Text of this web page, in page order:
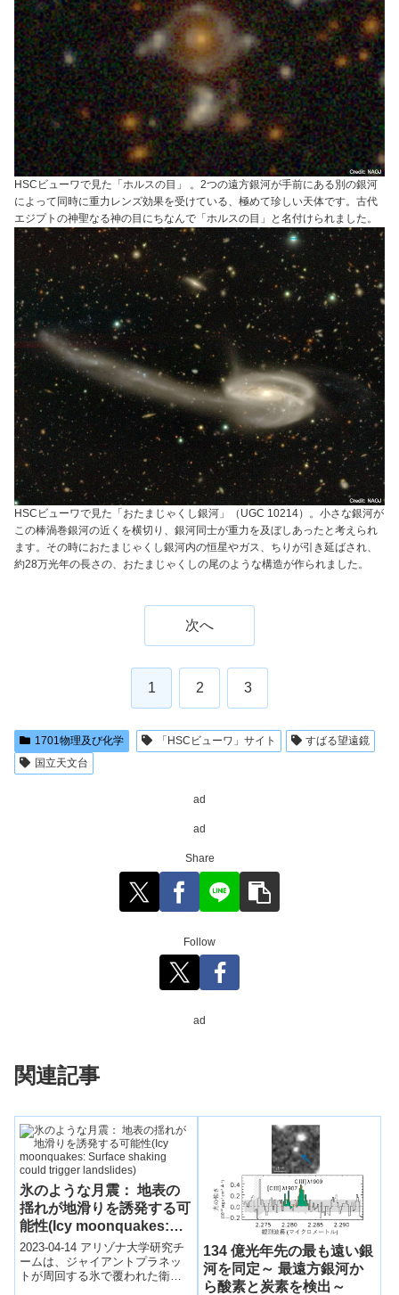
HSCビューワで見た「ホルスの目」 。2つの遠方銀河が手前にある別の銀河
によって同時に重力レンズ効果を受けている、極めて珍しい天体です。古代
エジプトの神聖なる神の目にちなんで「ホルスの目」と名付けられました。
HSCビューワで見た「おたまじゃくし銀河」（UGC 10214）。小さな銀河が
この棒渦巻銀河の近くを横切り、銀河同士が重力を及ぼしあったと考えられ
ます。その時におたまじゃくし銀河内の恒星やガス、ちりが引き延ばされ、
約28万光年の長さの、おたまじゃくしの尾のような構造が作られました。
次へ
1 2 3
1701物理及び化学 「HSCビューワ」サイト
すばる望遠鏡
国立天文台
ad
ad
Share
Follow
ad
関連記事
氷のような月震： 地表の
揺れが地滑りを誘発する可
能性(Icy moonquakes:
Surface shaking could
trigger landslides)
2023-04-14 アリゾナ大学研究チ
ームは、ジャイアントプラネッ
トが周回する氷で覆われた衛星
134 億光年先の最も遠い銀
河を同定～ 最遠方銀河か
ら酸素と炭素を検出～